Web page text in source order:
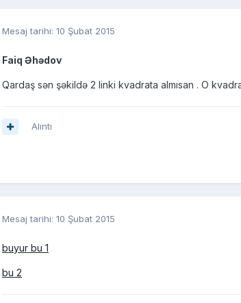
Mesaj tarihi: 10 Şubat 2015
Faiq Əhədov
Qardaş sən şəkildə 2 linki kvadrata almısan . O
Alıntı
Mesaj tarihi: 10 Şubat 2015
buyur bu 1
bu 2